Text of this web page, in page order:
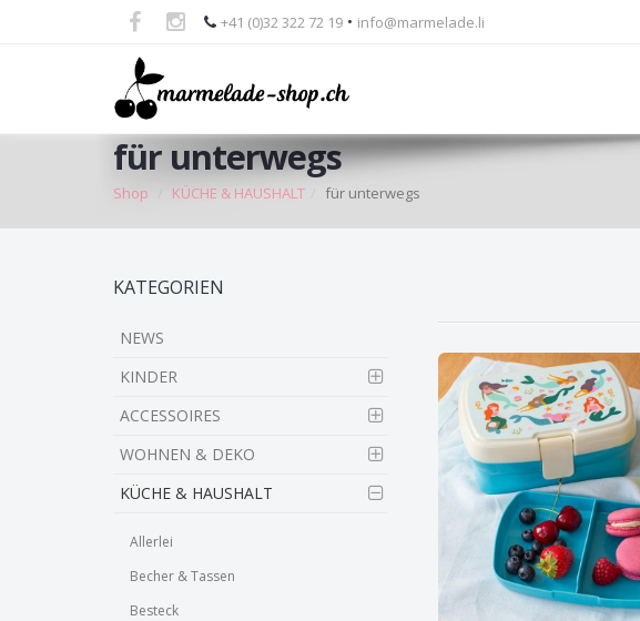
+41 (0)32 322 72 19 • info@marmelade.li
für unterwegs
Shop KÜCHE & HAUSHALT für unterwegs
KATEGORIEN
NEWS
KINDER
ACCESSOIRES
WOHNEN & DEKO
KÜCHE & HAUSHALT
Allerlei
Becher & Tassen
Besteck